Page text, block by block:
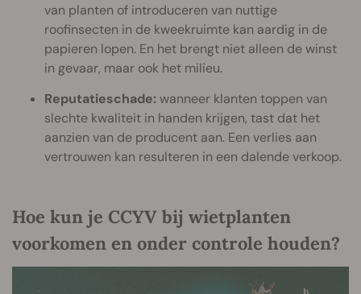
van planten of introduceren van nuttige
roofinsecten in de kweekruimte kan aardig in de
papieren lopen. En het brengt niet alleen de winst
in gevaar, maar ook het milieu.
Reputatieschade: wanneer klanten toppen van
slechte kwaliteit in handen krijgen, tast dat het
aanzien van de producent aan. Een verlies aan
vertrouwen kan resulteren in een dalende verkoop.
Hoe kun je CCYV bij wietplanten
voorkomen en onder controle houden?